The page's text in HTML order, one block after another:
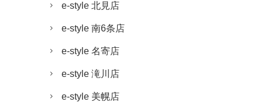
e-style 北見店
e-style 南6条店
e-style 名寄店
e-style 滝川店
e-style 美幌店